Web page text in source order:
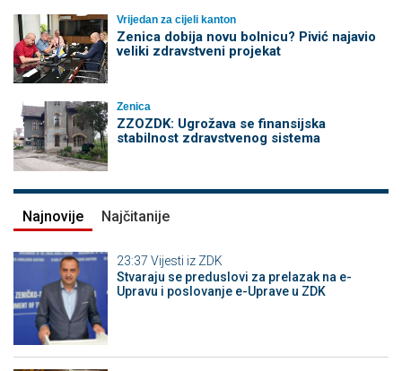
Vrijedan za cijeli kanton
Zenica dobija novu bolnicu? Pivić najavio
veliki zdravstveni projekat
Zenica
ZZOZDK: Ugrožava se finansijska
stabilnost zdravstvenog sistema
Najnovije Najčitanije
23:37 Vijesti iz ZDK
Stvaraju se preduslovi za prelazak na e-
Upravu i poslovanje e-Uprave u ZDK